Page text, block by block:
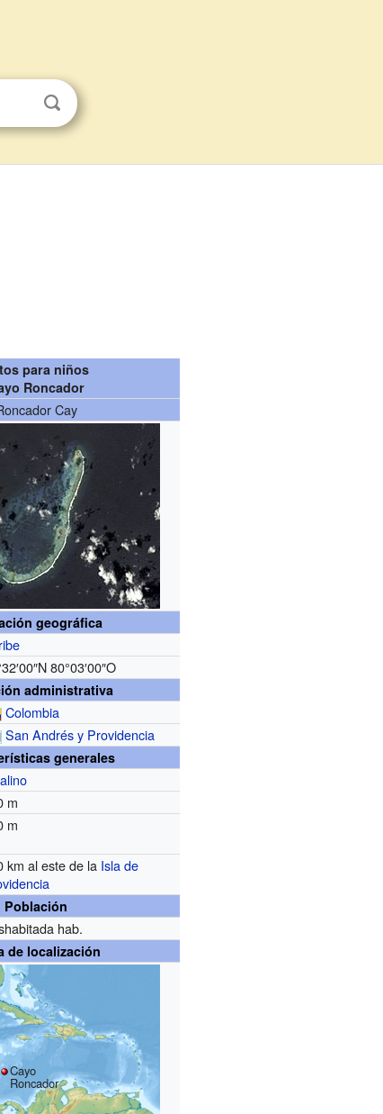
para niños
Roncador
Cay
geográfica
80°03′00″O
administrativa
Colombia
San Andrés y Providencia
generales
m
m
km al este de la Isla de
Población
hab.
de localización
Cayo
Roncador